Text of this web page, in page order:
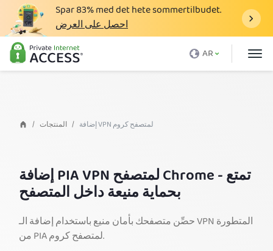
Spar83%med det hete sommertilbudet.
احصل على العرض
AR
ما هو الـ VPN
لماذا تختار PIA
فوائد VPN
خوادم VPN
المدونة
الدعم
تسجيل الدخول
المنتجات إضافة VPN لمتصفح كروم
إضافة PIA VPN لمتصفح Chrome - تمتع
بحماية منيعة داخل المتصفح
حصِّن متصفحك بأمان منيع باستخدام إضافة الـ VPN المتطورة
من PIA لمتصفح كروم.